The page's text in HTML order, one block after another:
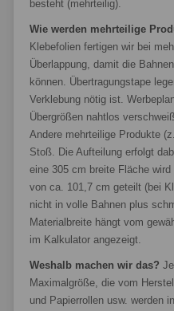
besteht (mehrteilig).
Wie werden mehrteilige
Klebefolien fertigen wir bei
Überlappung, damit die
können. Übertragungstape
Verklebung nötig ist.
Übergrößen nahtlos
Andere mehrteilige Produkte
Stoß. Die Aufteilung erfolgt
eine 305 cm breite Fläche
von ca. 101,7 cm geteilt (bei
nicht in volle Bahnen plus
Materialbreite hängt vom
im Kalkulator angezeigt.
Weshalb machen wir das?
Maximalgröße, die vom
und Papierrollen usw. werden